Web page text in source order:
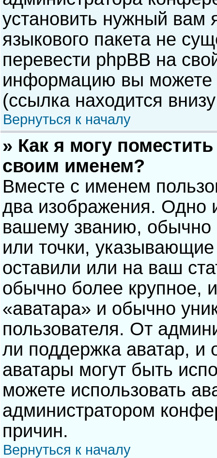
установить нужный вам
языкового пакета не
перевести phpBB на
информацию вы можете
(ссылка находится
Вернуться к началу
» Как я могу
своим именем?
Вместе с именем
два изображения. Одно
вашему званию, обычно
или точки,
оставили или на ваш
обычно более крупное,
«аватара» и обычно
пользователя. От
ли поддержка аватар, и
аватары могут быть
можете использовать
администратором
причин.
Вернуться к началу